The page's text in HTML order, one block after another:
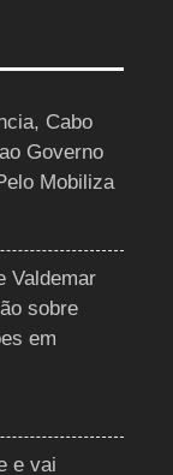
Cabo
Governo
Mobiliza
Valdemar
sobre
em
e vai